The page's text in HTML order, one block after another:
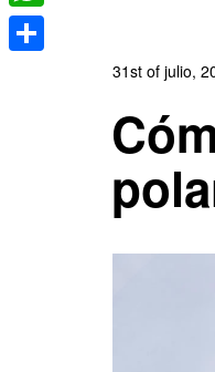
31st of julio,
WhatsApp